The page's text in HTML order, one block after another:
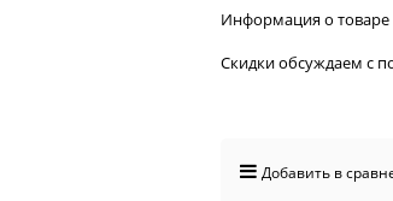
Информация о товаре
Скидки обсуждаем с
Добавить в